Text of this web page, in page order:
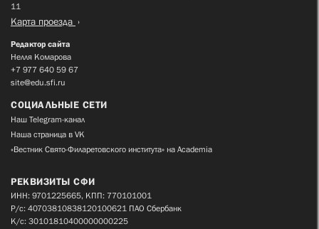
11
Карта проезда
Редактор сайта
Нелля Комарова
+7 977 640 59 67
site@edu.sfi.ru
СОЦИАЛЬНЫЕ СЕТИ
Наш Telegram-канал
Наша страница в VK
«Вестник Свято-Филаретовского института» на Academia
РЕКВИЗИТЫ СФИ
ИНН: 9701225665, КПП: 770101001
Р/с: 40703810838120100621 ПАО Сбербанк
К/с: 30101810400000000225